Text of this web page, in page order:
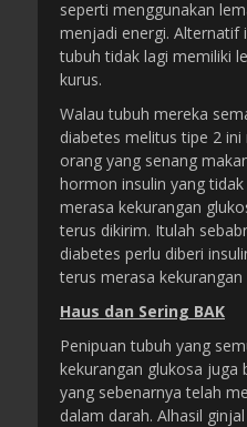
seperti menggunakan
menjadi energi. Alternatif
tubuh tidak lagi memiliki
kurus.
Walau tubuh mereka
diabetes melitus tipe 2
orang yang senang
hormon insulin yang
merasa kekurangan
terus dikirim. Itulah
diabetes perlu diberi
terus merasa kekurangan
Haus dan Sering BAK
Penipuan tubuh yang
kekurangan glukosa juga
yang sebenarnya telah
dalam darah. Alhasil